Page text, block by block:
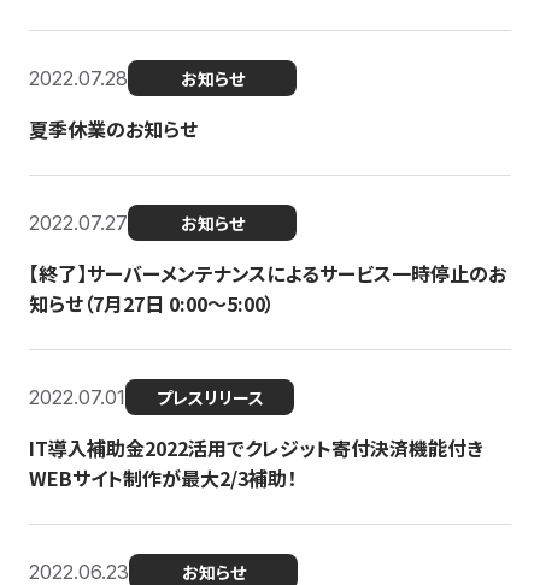
2022.07.28 お知らせ
夏季休業のお知らせ
2022.07.27 お知らせ
【終了】サーバーメンテナンスによるサービス一時停止のお
知らせ（7月27日 0:00〜5:00）
2022.07.01 プレスリリース
IT導入補助金2022活用でクレジット寄付決済機能付き
WEBサイト制作が最大2/3補助！
2022.06.23 お知らせ